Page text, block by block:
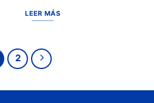
LEER MÁS
2